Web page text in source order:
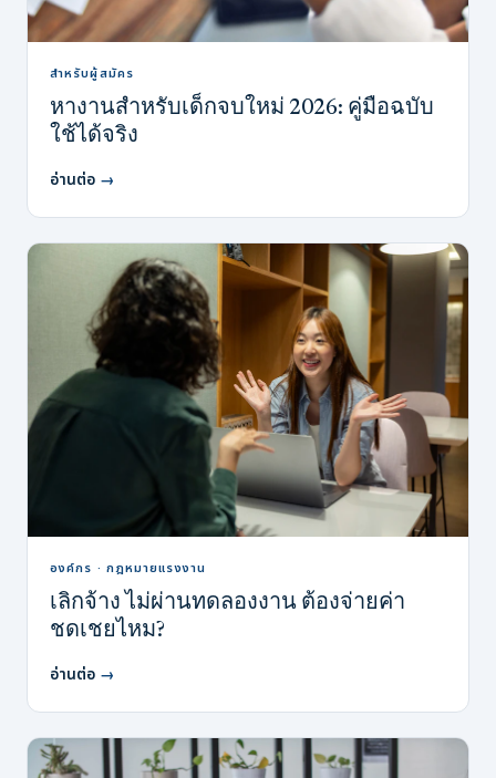
สำหรับผู้สมัคร
หางานสำหรับเด็กจบใหม่ 2026: คู่มือฉบับ
ใช้ได้จริง
อ่านต่อ →
องค์กร · กฎหมายแรงงาน
เลิกจ้าง ไม่ผ่านทดลองงาน ต้องจ่ายค่า
ชดเชยไหม?
อ่านต่อ →